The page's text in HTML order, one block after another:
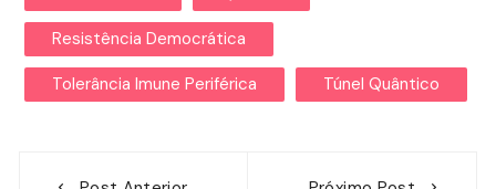
Resistência Democrática
Tolerância Imune Periférica Túnel Quântico